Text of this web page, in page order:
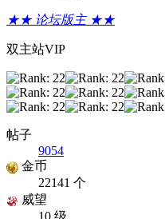
★★ 论坛版主 ★★
双主站VIP
帖子
9054
金币
22141 个
威望
10 级